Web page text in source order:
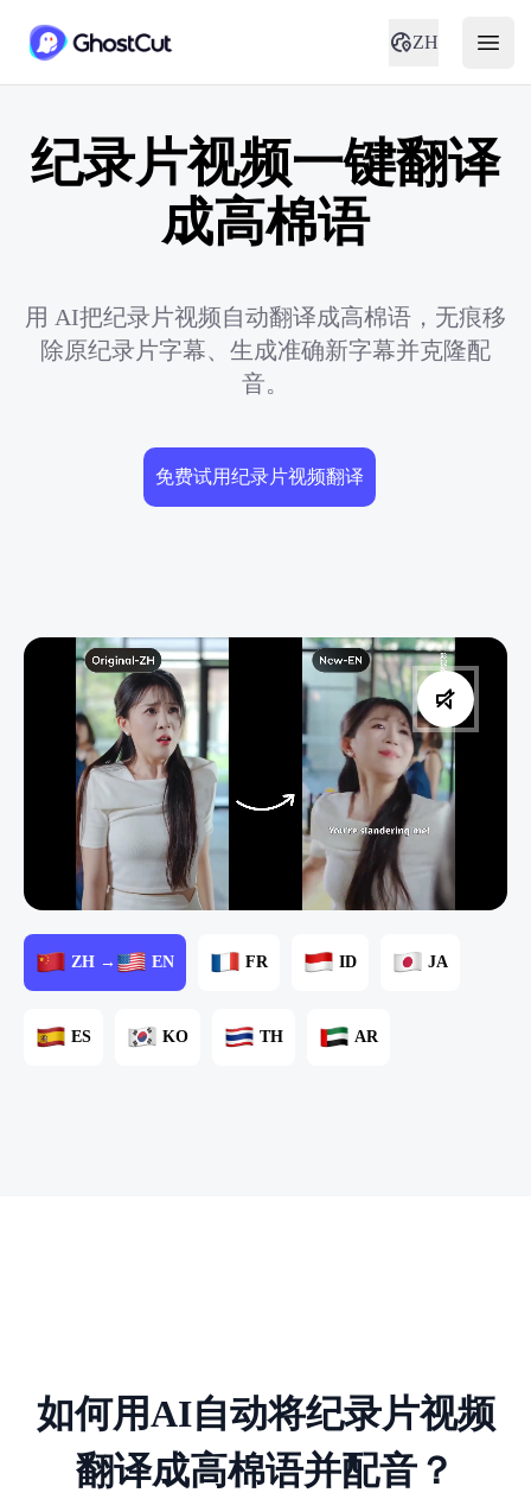
ZH
纪录片视频一键翻译
成高棉语
用 AI把纪录片视频自动翻译成高棉语，无痕移
除原纪录片字幕、生成准确新字幕并克隆配
音。
免费试用纪录片视频翻译
ZH → EN FR ID JA
ES KO TH AR
如何用AI自动将纪录片视频
翻译成高棉语并配音？